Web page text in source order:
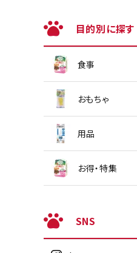
目的別に探す
食事
おもちゃ
用品
お得・特集
SNS